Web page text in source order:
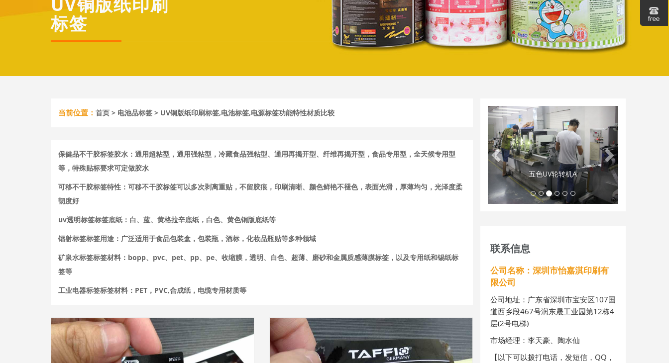
标签
当前位置： 首页 > 电池品标签 > UV铜版纸印刷标签,电池标签,电源标签功能特性材质比较
保健品不干胶标签胶水：通用超粘型，通用强粘型，冷藏食品强粘型、通用再揭开型、纤维再揭开型，食品专用型，全天候专用型
等，特殊贴标要求可定做胶水
可移不干胶标签特性：可移不干胶标签可以多次剥离重贴，不留胶痕，印刷清晰、颜色鲜艳不褪色，表面光滑，厚薄均匀，光泽度柔
韧度好
uv透明标签标签底纸：白、蓝、黄格拉辛底纸，白色、黄色铜版底纸等
镭射标签标签用途：广泛适用于食品包装盒，包装瓶，酒标，化妆品瓶贴等多种领域
矿泉水标签标签材料：bopp、pvc、pet、pp、pe、收缩膜，透明、白色、超薄、磨砂和金属质感薄膜标签，以及专用纸和锡纸标
签等
工业电器标签标签材料：PET，PVC,合成纸，电缆专用材质等
员工合照
Geri
联系信息
公司名称：深圳市怡嘉淇印刷有
限公司
公司地址：广东省深圳市宝安区107国
道西乡段467号润东晟工业园第12栋4
层(2号电梯)
市场经理：李天豪、陶水仙
【以下可以拨打电话，发短信，QQ，